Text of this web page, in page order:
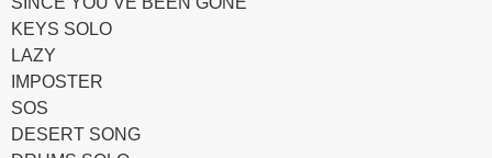
KEYS SOLO
LAZY
IMPOSTER
SOS
DESERT SONG